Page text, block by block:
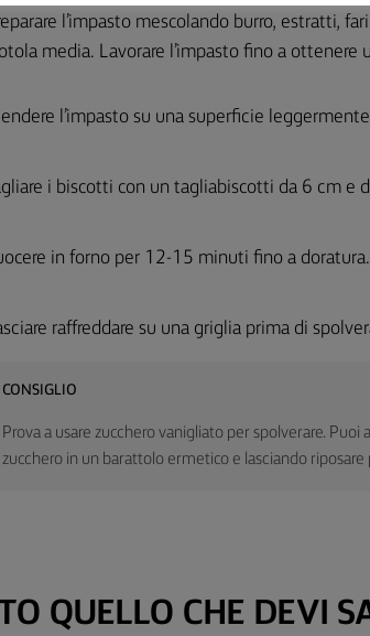
l’impasto mescolando burro, estratti,
media. Lavorare l’impasto fino a ottenere
l’impasto su una superficie
i biscotti con un tagliabiscotti da 6 cm e
in forno per 12-15 minuti fino a doratura.
raffreddare su una griglia prima di
CONSIGLIO
Prova a usare zucchero vanigliato per spolverare.
zucchero in un barattolo ermetico e lasciando
QUELLO CHE DEVI